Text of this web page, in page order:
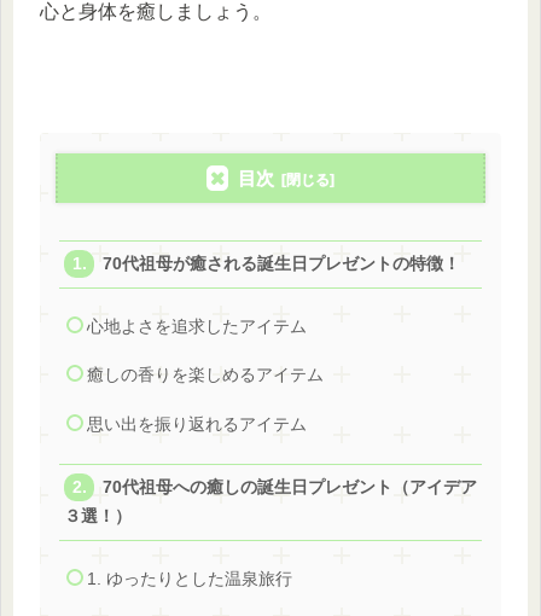
心と身体を癒しましょう。
目次
70代祖母が癒される誕生日プレゼントの特徴！
心地よさを追求したアイテム
癒しの香りを楽しめるアイテム
思い出を振り返れるアイテム
70代祖母への癒しの誕生日プレゼント（アイデア
３選！）
1. ゆったりとした温泉旅行